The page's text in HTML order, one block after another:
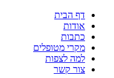
דף הבית
אודות
כתבות
מקרי מטופלים
למה לצפות
צור קשר